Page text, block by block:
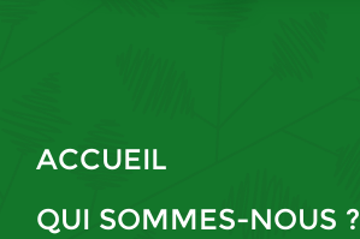
ACCUEIL
QUI SOMMES-NOUS ?